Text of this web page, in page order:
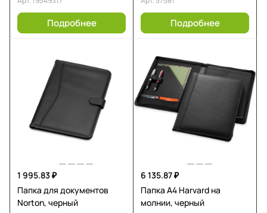
Подробнее Подробнее
1 995.83 ₽
Папка для документов
Norton, черный
6 135.87 ₽
Папка А4 Harvard на
молнии, черный